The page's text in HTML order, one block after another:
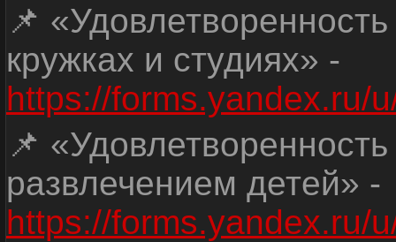
📌
кружках и студиях» -
https://forms.yandex.ru/
📌
развлечением детей» -
https://forms.yandex.ru/